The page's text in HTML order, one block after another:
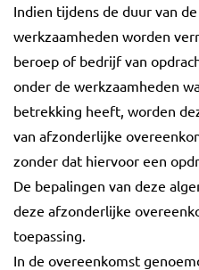
Indien tijdens de duur van
werkzaamheden worden
beroep of bedrijf van
onder de werkzaamheden
betrekking heeft, worden
van afzonderlijke
zonder dat hiervoor een
De bepalingen van deze
deze afzonderlijke
toepassing.
In de overeenkomst